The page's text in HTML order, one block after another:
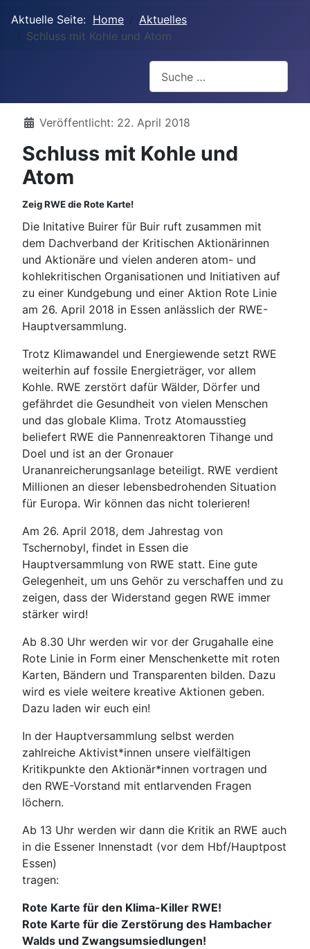
Aktuelle Seite: Home
Aktuelles
Schluss mit Kohle und Atom
Details
Veröffentlicht: 22. April 2018
Schluss mit Kohle und
Atom
Zeig RWE die Rote Karte!
Die Initative Buirer für Buir ruft zusammen mit
dem Dachverband der Kritischen Aktionärinnen
und Aktionäre und vielen anderen atom- und
kohlekritischen Organisationen und Initiativen auf
zu einer Kundgebung und einer Aktion Rote Linie
am 26. April 2018 in Essen anlässlich der RWE-
Hauptversammlung.
Trotz Klimawandel und Energiewende setzt RWE
weiterhin auf fossile Energieträger, vor allem
Kohle. RWE zerstört dafür Wälder, Dörfer und
gefährdet die Gesundheit von vielen Menschen
und das globale Klima. Trotz Atomausstieg
beliefert RWE die Pannenreaktoren Tihange und
Doel und ist an der Gronauer
Urananreicherungsanlage beteiligt. RWE verdient
Millionen an dieser lebensbedrohenden Situation
für Europa. Wir können das nicht tolerieren!
Am 26. April 2018, dem Jahrestag von
Tschernobyl, findet in Essen die
Hauptversammlung von RWE statt. Eine gute
Gelegenheit, um uns Gehör zu verschaffen und zu
zeigen, dass der Widerstand gegen RWE immer
stärker wird!
Ab 8.30 Uhr werden wir vor der Grugahalle eine
Rote Linie in Form einer Menschenkette mit roten
Karten, Bändern und Transparenten bilden. Dazu
wird es viele weitere kreative Aktionen geben.
Dazu laden wir euch ein!
In der Hauptversammlung selbst werden
zahlreiche Aktivist*innen unsere vielfältigen
Kritikpunkte den Aktionär*innen vortragen und
den RWE-Vorstand mit entlarvenden Fragen
löchern.
Ab 13 Uhr werden wir dann die Kritik an RWE auch
in die Essener Innenstadt (vor dem Hbf/Hauptpost
Essen)
tragen:
Rote Karte für den Klima-Killer RWE!
Rote Karte für die Zerstörung des Hambacher
Walds und Zwangsumsiedlungen!